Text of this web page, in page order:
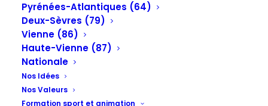
Pyrénées-Atlantiques (64)
Deux-Sèvres (79)
Vienne (86)
Haute-Vienne (87)
Nationale
Nos Idées
Nos Valeurs
Formation sport et animation
Nouveau Festival